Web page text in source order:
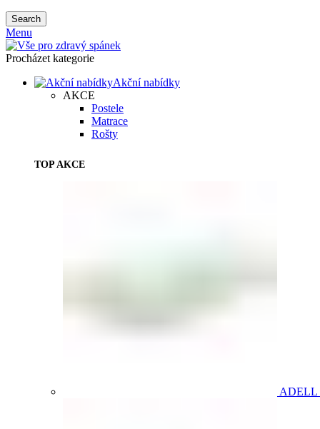
Search
Menu
Procházet kategorie
Akční nabídky
AKCE
Postele
Matrace
Rošty
TOP AKCE
ADELL